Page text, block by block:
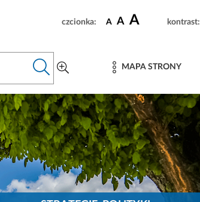
czcionka: A A A kontrast:
MAPA STRONY